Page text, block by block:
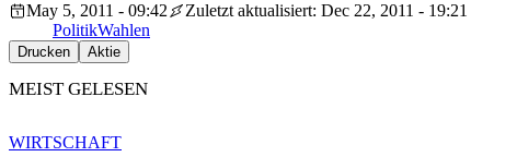
May 5, 2011 - 09:42
Zuletzt aktualisiert: Dec 22, 2011 - 19:21
PolitikWahlen
Drucken Aktie
MEIST GELESEN
WIRTSCHAFT